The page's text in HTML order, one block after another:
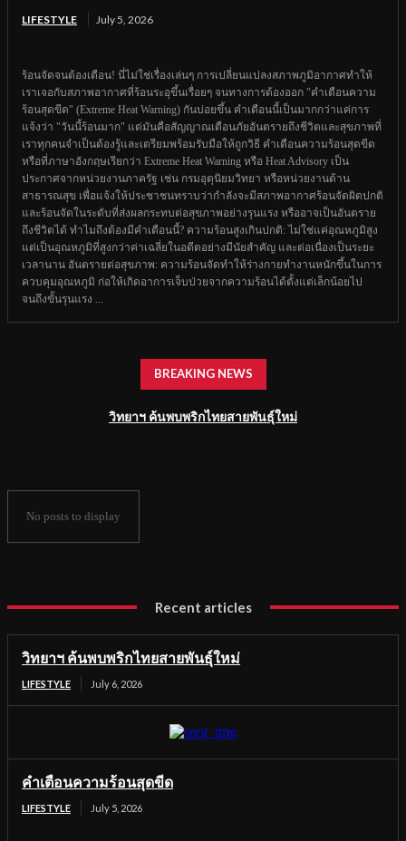
LIFESTYLE July 5, 2026
ร้อนจัดจนต้องเตือน! นี่ไม่ใช่เรื่องเล่นๆ การเปลี่ยนแปลงสภาพภูมิอากาศทำให้
เราเจอกับสภาพอากาศที่ร้อนระอุขึ้นเรื่อยๆ จนทางการต้องออก "คำเตือนความ
ร้อนสุดขีด" (Extreme Heat Warning) กันบ่อยขึ้น คำเตือนนี้เป็นมากกว่าแค่การ
แจ้งว่า "วันนี้ร้อนมาก" แต่มันคือสัญญาณเตือนภัยอันตรายถึงชีวิตและสุขภาพที่
เราทุกคนจำเป็นต้องรู้และเตรียมพร้อมรับมือให้ถูกวิธี คำเตือนความร้อนสุดขีด
หรือที่ภาษาอังกฤษเรียกว่า Extreme Heat Warning หรือ Heat Advisory เป็น
ประกาศจากหน่วยงานภาครัฐ เช่น กรมอุตุนิยมวิทยา หรือหน่วยงานด้าน
สาธารณสุข เพื่อแจ้งให้ประชาชนทราบว่ากำลังจะมีสภาพอากาศร้อนจัดผิดปกติ
และร้อนจัดในระดับที่ส่งผลกระทบต่อสุขภาพอย่างรุนแรง หรืออาจเป็นอันตราย
ถึงชีวิตได้ ทำไมถึงต้องมีคำเตือนนี้? ความร้อนสูงเกินปกติ: ไม่ใช่แค่อุณหภูมิสูง
แต่เป็นอุณหภูมิที่สูงกว่าค่าเฉลี่ยในอดีตอย่างมีนัยสำคัญ และต่อเนื่องเป็นระยะ
เวลานาน อันตรายต่อสุขภาพ: ความร้อนจัดทำให้ร่างกายทำงานหนักขึ้นในการ
ควบคุมอุณหภูมิ ก่อให้เกิดอาการเจ็บป่วยจากความร้อนได้ตั้งแต่เล็กน้อยไป
จนถึงขั้นรุนแรง ...
BREAKING NEWS
วิทยาฯ ค้นพบพริกไทยสายพันธุ์ใหม่
No posts to display
Recent articles
วิทยาฯ ค้นพบพริกไทยสายพันธุ์ใหม่
LIFESTYLE July 6, 2026
คำเตือนความร้อนสุดขีด
LIFESTYLE July 5, 2026